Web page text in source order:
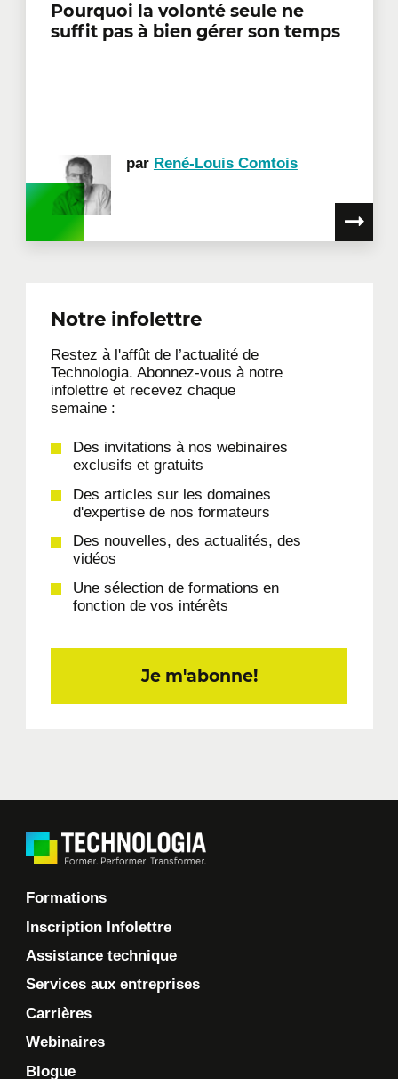
Pourquoi la volonté seule ne
suffit pas à bien gérer son temps
par René-Louis Comtois
Notre infolettre
Restez à l'affût de l’actualité de
Technologia. Abonnez-vous à notre
infolettre et recevez chaque
semaine :
Des invitations à nos webinaires
exclusifs et gratuits
Des articles sur les domaines
d'expertise de nos formateurs
Des nouvelles, des actualités, des
vidéos
Une sélection de formations en
fonction de vos intérêts
Je m'abonne!
Formations
Inscription Infolettre
Assistance technique
Services aux entreprises
Carrières
Webinaires
Blogue